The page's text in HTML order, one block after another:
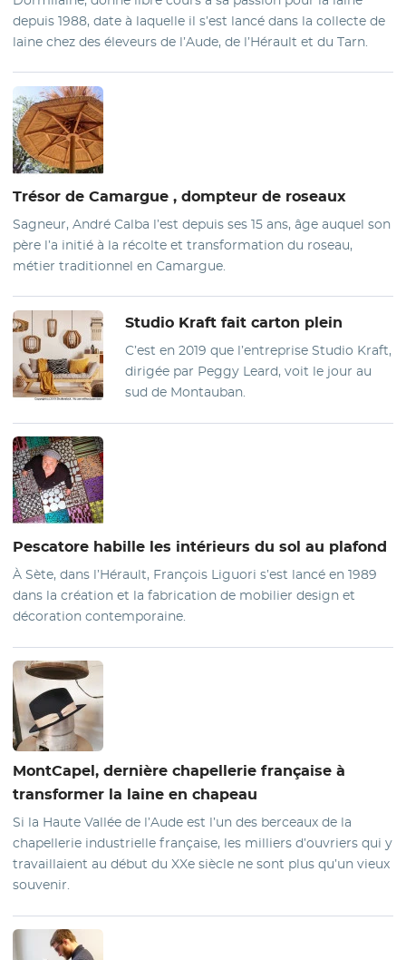
depuis 1988, date à laquelle il s’est lancé dans la collecte de
laine chez des éleveurs de l’Aude, de l’Hérault et du Tarn.
Trésor de Camargue, dompteur de roseaux
Sagneur, André Calba l’est depuis ses 15 ans, âge auquel son
père l’a initié à la récolte et transformation du roseau,
métier traditionnel en Camargue.
Studio Kraft fait carton plein
C’est en 2019 que l’entreprise Studio Kraft,
dirigée par Peggy Leard, voit le jour au
sud de Montauban.
Pescatore habille les intérieurs du sol au plafond
À Sète, dans l’Hérault, François Liguori s’est lancé en 1989
dans la création et la fabrication de mobilier design et
décoration contemporaine.
MontCapel, dernière chapellerie française à
transformer la laine en chapeau
Si la Haute Vallée de l’Aude est l’un des berceaux de la
chapellerie industrielle française, les milliers d’ouvriers qui y
travaillaient au début du XXe siècle ne sont plus qu’un vieux
souvenir.